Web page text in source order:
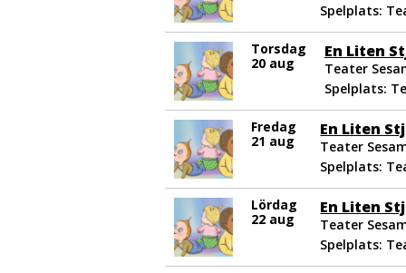
Spelplats:
Torsdag
20 aug
En Liten
Teater
Spelplats:
Fredag
21 aug
En Liten
Teater
Spelplats:
Lördag
22 aug
En Liten
Teater
Spelplats: